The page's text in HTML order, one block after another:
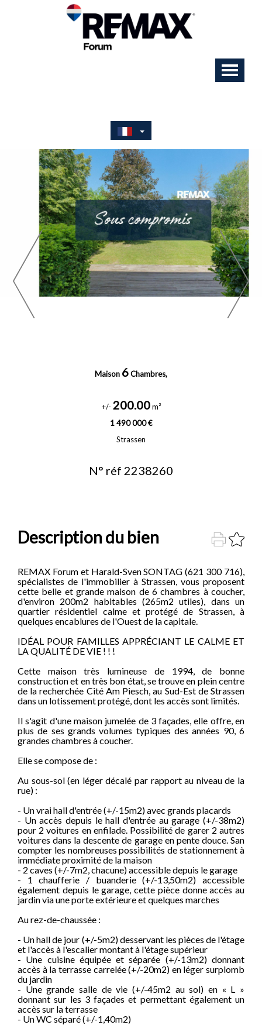
Maison 6Chambres,
+/- 200.00m²
1 490 000 €
Strassen
N° réf 2238260
Description du bien
REMAX Forum et Harald-Sven SONTAG (621 300 716),
spécialistes de l'immobilier à Strassen, vous proposent
cette belle et grande maison de 6 chambres à coucher,
d'environ 200m2 habitables (265m2 utiles), dans un
quartier résidentiel calme et protégé de Strassen, à
quelques encablures de l'Ouest de la capitale.
IDÉAL POUR FAMILLES APPRÉCIANT LE CALME ET
LA QUALITÉ DE VIE ! ! !
Cette maison très lumineuse de 1994, de bonne
construction et en très bon état, se trouve en plein centre
de la recherchée Cité Am Piesch, au Sud-Est de Strassen
dans un lotissement protégé, dont les accès sont limités.
Il s'agit d'une maison jumelée de 3 façades, elle offre, en
plus de ses grands volumes typiques des années 90, 6
grandes chambres à coucher.
Elle se compose de :
Au sous-sol (en léger décalé par rapport au niveau de la
rue) :
- Un vrai hall d'entrée (+/-15m2) avec grands placards
- Un accès depuis le hall d'entrée au garage (+/-38m2)
pour 2 voitures en enfilade. Possibilité de garer 2 autres
voitures dans la descente de garage en pente douce. San
compter les nombreuses possibilités de stationnement à
immédiate proximité de la maison
- 2 caves (+/-7m2, chacune) accessible depuis le garage
- 1 chaufferie / buanderie (+/-13,50m2) accessible
également depuis le garage, cette pièce donne accès au
jardin via une porte extérieure et quelques marches
Au rez-de-chaussée :
- Un hall de jour (+/-5m2) desservant les pièces de l'étage
et l'accès à l'escalier montant à l'étage supérieur
- Une cuisine équipée et séparée (+/-13m2) donnant
accès à la terrasse carrelée (+/-20m2) en léger surplomb
du jardin
- Une grande salle de vie (+/-45m2 au sol) en « L »
donnant sur les 3 façades et permettant également un
accès sur la terrasse
- Un WC séparé (+/-1,40m2)